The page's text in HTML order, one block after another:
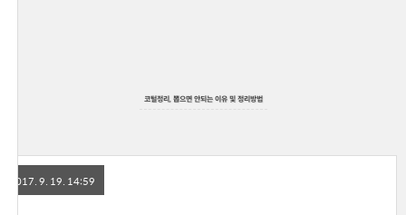
코털정리, 뽑으면 안되는 이유 및 정리방법
2017. 9. 19. 14:59